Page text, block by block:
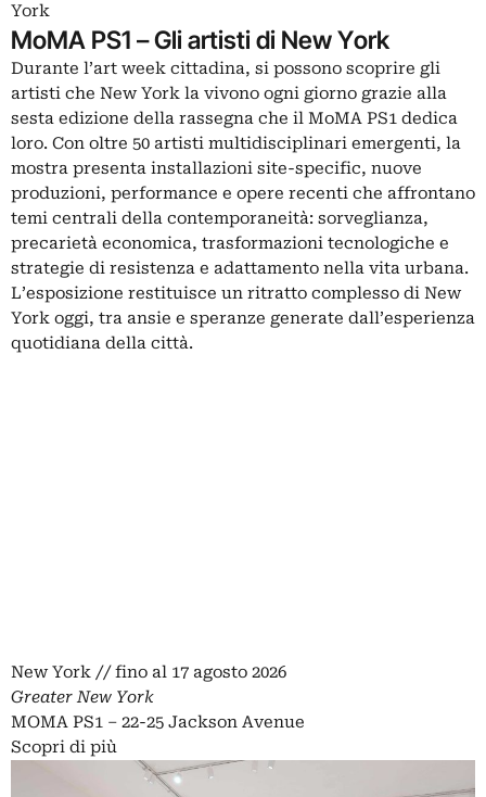
York
MoMA PS1 – Gli artisti di New York
Durante l’art week cittadina, si possono scoprire gli
artisti che New York la vivono ogni giorno grazie alla
sesta edizione della rassegna che il MoMA PS1 dedica
loro. Con oltre 50 artisti multidisciplinari emergenti, la
mostra presenta installazioni site-specific, nuove
produzioni, performance e opere recenti che affrontano
temi centrali della contemporaneità: sorveglianza,
precarietà economica, trasformazioni tecnologiche e
strategie di resistenza e adattamento nella vita urbana.
L’esposizione restituisce un ritratto complesso di New
York oggi, tra ansie e speranze generate dall’esperienza
quotidiana della città.
New York // fino al 17 agosto 2026
Greater New York
MOMA PS1 – 22-25 Jackson Avenue
Scopri di più